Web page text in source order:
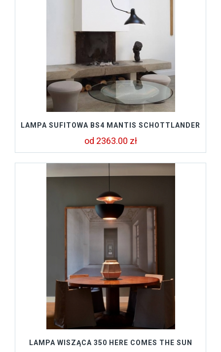
LAMPA SUFITOWA BS4 MANTIS SCHOTTLANDER
od 2363.00 zł
LAMPA WISZĄCA 350 HERE COMES THE SUN